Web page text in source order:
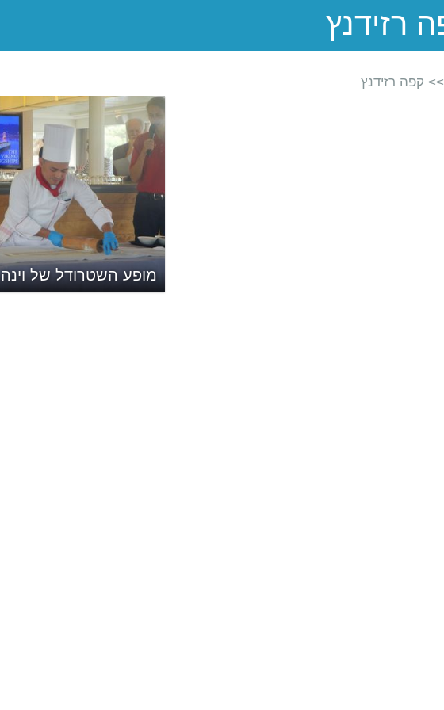
>> קפה רזידנץ
מופע השטרודל של וינה